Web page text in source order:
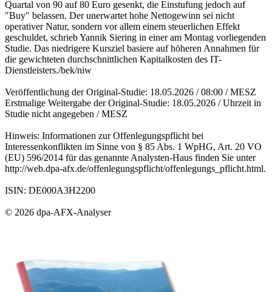
Quartal von 90 auf 80 Euro gesenkt, die Einstufung jedoch auf
"Buy" belassen. Der unerwartet hohe Nettogewinn sei nicht
operativer Natur, sondern vor allem einem steuerlichen Effekt
geschuldet, schrieb Yannik Siering in einer am Montag vorliegenden
Studie. Das niedrigere Kursziel basiere auf höheren Annahmen für
die gewichteten durchschnittlichen Kapitalkosten des IT-
Dienstleisters./bek/niw
Veröffentlichung der Original-Studie: 18.05.2026 / 08:00 / MESZ
Erstmalige Weitergabe der Original-Studie: 18.05.2026 / Uhrzeit in
Studie nicht angegeben / MESZ
Hinweis: Informationen zur Offenlegungspflicht bei
Interessenkonflikten im Sinne von § 85 Abs. 1 WpHG, Art. 20 VO
(EU) 596/2014 für das genannte Analysten-Haus finden Sie unter
http://web.dpa-afx.de/offenlegungspflicht/offenlegungs_pflicht.html.
ISIN: DE000A3H2200
© 2026 dpa-AFX-Analyser